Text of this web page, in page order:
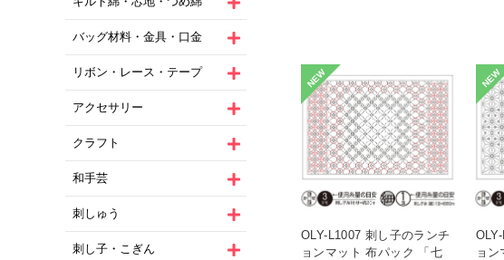
バッグ材料・金具・口金
リボン・レース・テープ
アクセサリー
クラフト
和手芸
刺しゅう
刺し子・こぎん
NEW
OLY-L1007 刺し子のランチ
ョンマット 布パック 「七
NEW
ョ